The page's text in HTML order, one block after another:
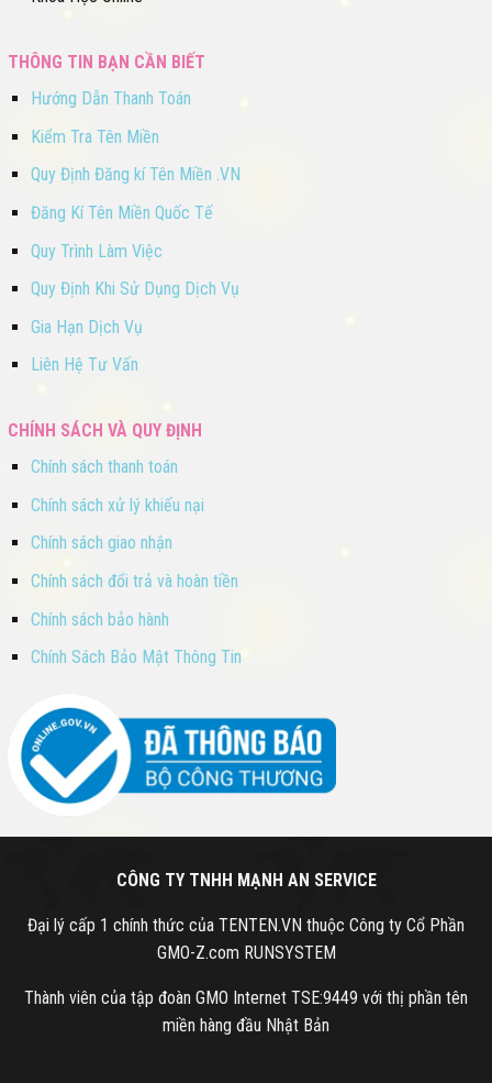
THÔNG TIN BẠN CẦN BIẾT
Hướng Dẫn Thanh Toán
Kiểm Tra Tên Miền
Quy Định Đăng kí Tên Miền .VN
Đăng Kí Tên Miền Quốc Tế
Quy Trình Làm Việc
Quy Định Khi Sử Dụng Dịch Vụ
Gia Hạn Dịch Vụ
Liên Hệ Tư Vấn
CHÍNH SÁCH VÀ QUY ĐỊNH
Chính sách thanh toán
Chính sách xử lý khiếu nại
Chính sách giao nhận
Chính sách đổi trả và hoàn tiền
Chính sách bảo hành
Chính Sách Bảo Mật Thông Tin
CÔNG TY TNHH MẠNH AN SERVICE
Đại lý cấp 1 chính thức của TENTEN.VN thuộc Công ty Cổ Phần
GMO-Z.com RUNSYSTEM
Thành viên của tập đoàn GMO Internet TSE:9449 với thị phần tên
miền hàng đầu Nhật Bản